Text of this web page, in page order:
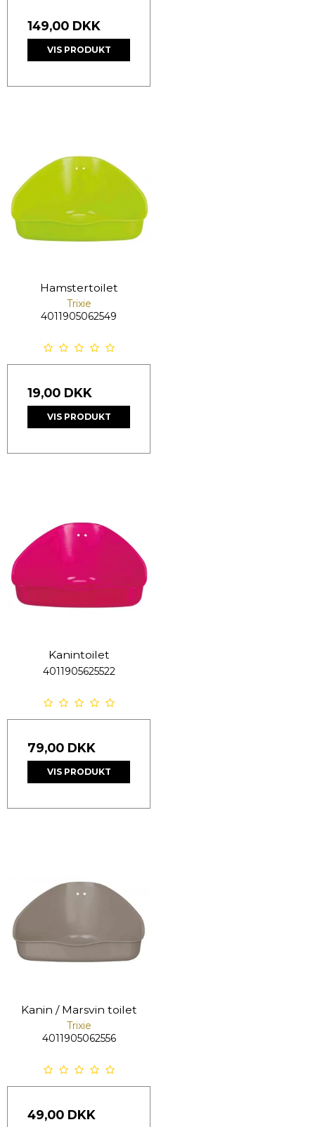
149,00 DKK
VIS PRODUKT
Hamstertoilet
Trixie
4011905062549
19,00 DKK
VIS PRODUKT
Kanintoilet
4011905625522
79,00 DKK
VIS PRODUKT
Kanin / Marsvin toilet
Trixie
4011905062556
49,00 DKK